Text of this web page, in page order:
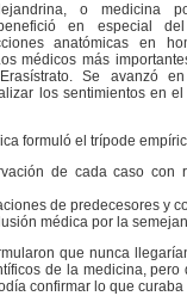
o medicina
en especial
anatómicas en
médicos más
Se avanzó
los sentimientos en
formuló el trípode
de cada caso con
de predecesores y
médica por la
que nunca
de la medicina,
confirmar lo que curaba